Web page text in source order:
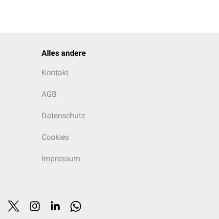
Alles andere
Kontakt
AGB
Datenschutz
Cookies
Impressum